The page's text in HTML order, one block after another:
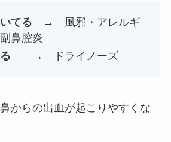
てる → 風邪・アレルギ
鼻腔炎
→ ドライノーズ
からの出血が起こりやすくな